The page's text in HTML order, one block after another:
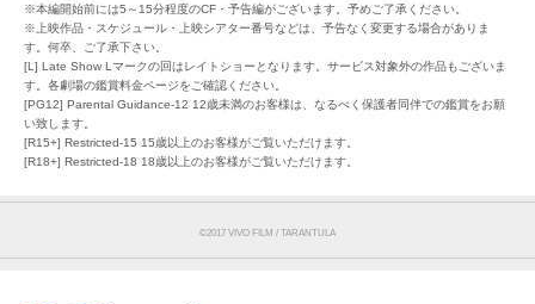
※本編開始前には5～15分程度のCF・予告編がございます。予めご了承ください。
※上映作品・スケジュール・上映シアター番号などは、予告なく変更する場合がありま
す。何卒、ご了承下さい。
[L] Late Show Lマークの回はレイトショーとなります。サービス対象外の作品もございま
す。各劇場の鑑賞料金ページをご確認ください。
[PG12] Parental Guidance-12 12歳未満のお客様は、なるべく保護者同伴での鑑賞をお願
い致します。
[R15+] Restricted-15 15歳以上のお客様がご覧いただけます。
[R18+] Restricted-18 18歳以上のお客様がご覧いただけます。
©︎2017 VIVO FILM / TARANTULA